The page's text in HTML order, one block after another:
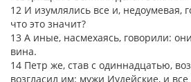
12 И изумлялись все и, недоумевая,
что это значит?
13 А иные, насмехаясь, говорили:
вина.
14 Петр же, став с одиннадцатью,
возгласил им: мужи Иудейские, и